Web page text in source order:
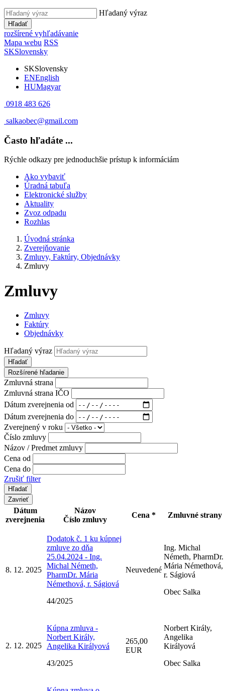
Hľadaný výraz
Hľadať
rozšírené vyhľadávanie
Mapa webu RSS
SKSlovensky
SKSlovensky
ENEnglish
HUMagyar
0918 483 626
salkaobec@gmail.com
Často hľadáte ...
Rýchle odkazy pre jednoduchšie prístup k informáciám
Ako vybaviť
Úradná tabuľa
Elektronické služby
Aktuality
Zvoz odpadu
Rozhlas
Úvodná stránka
Zverejňovanie
Zmluvy, Faktúry, Objednávky
Zmluvy
Zmluvy
Zmluvy
Faktúry
Objednávky
Hľadaný výraz
Hľadať
Rozšírené hľadanie
Zmluvná strana
Zmluvná strana IČO
Dátum zverejnenia od
Dátum zverejnenia do
Zverejnený v roku
Číslo zmluvy
Názov / Predmet zmluvy
Cena od
Cena do
Zrušiť filter
Zavrieť
Dátum
zverejnenia
Názov
Číslo zmluvy
Cena * Zmluvné strany
8. 12. 2025
Dodatok č. 1 ku kúpnej
zmluve zo dňa
25.04.2024 - Ing.
Michal Németh,
PharmDr. Mária
Némethová, r. Ságiová
44/2025
Neuvedené
Ing. Michal
Németh, PharmDr.
Mária Némethová,
r. Ságiová
Obec Salka
2. 12. 2025
Kúpna zmluva -
Norbert Király,
Angelika Királyová
43/2025
265,00
EUR
Norbert Király,
Angelika
Királyová
Obec Salka